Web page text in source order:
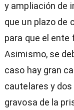
y ampliación de
que un plazo de
para que el
Asimismo, se
caso hay gran
cautelares y
gravosa de la